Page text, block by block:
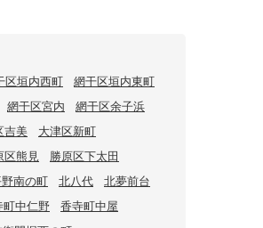
区垣内西町
網干区垣内東町
網干区宮内
網干区余子浜
吉美
大津区新町
区熊見
勝原区下太田
南の町 北八代
北夢前台
町中仁野
香寺町中屋